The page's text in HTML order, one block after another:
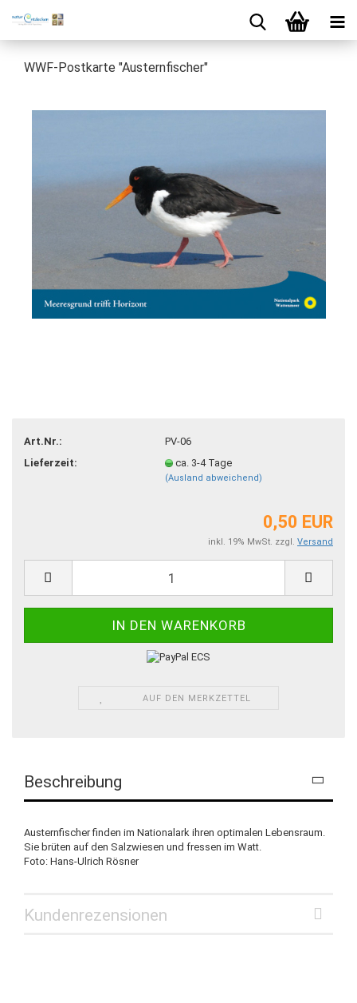
WWF-Postkarte "Austernfischer"
Art.Nr.:
PV-06
Lieferzeit:
ca. 3-4 Tage
(Ausland abweichend)
0,50 EUR
inkl. 19% MwSt. zzgl. Versand
AUF DEN MERKZETTEL
Beschreibung
Austernfischer finden im Nationalark ihren optimalen Lebensraum.
Sie brüten auf den Salzwiesen und fressen im Watt.
Foto: Hans-Ulrich Rösner
Kundenrezensionen